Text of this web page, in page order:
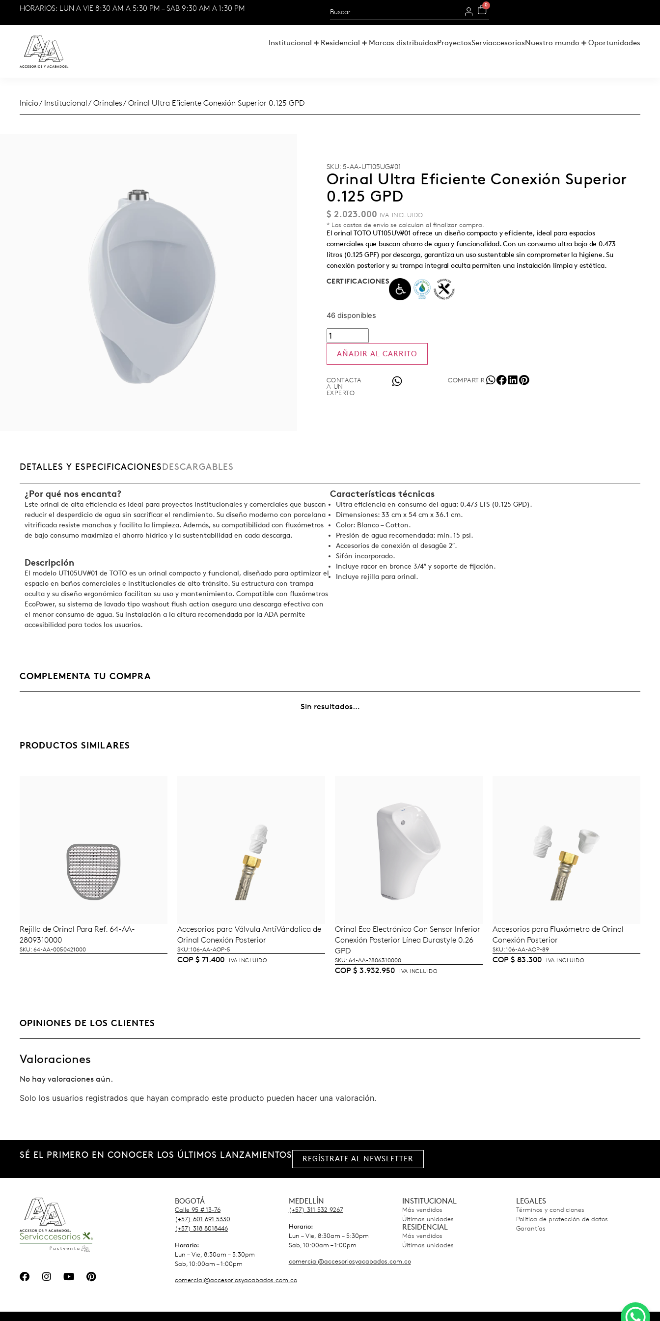
HORARIOS: LUN A VIE 8:30 AM A 5:30 PM – SAB 9:30 AM A 1:30 PM 0
Institucional Residencial Marcas distribuidasProyectosServiaccesoriosNuestro mundo Oportunidades
Inicio/ Institucional/ Orinales/ Orinal Ultra Eficiente Conexión Superior 0.125 GPD
SKU: 5-AA-UT105UG#01
Orinal Ultra Eficiente Conexión Superior
0.125 GPD
$ 2.023.000
* Los costos de envío se calculan al finalizar compra.
El orinal TOTO UT105UV#01 ofrece un diseño compacto y eficiente, ideal para espacios
comerciales que buscan ahorro de agua y funcionalidad. Con un consumo ultra bajo de 0.473
litros (0.125 GPF) por descarga, garantiza un uso sustentable sin comprometer la higiene. Su
conexión posterior y su trampa integral oculta permiten una instalación limpia y estética.
CERTIFICACIONES
46 disponibles
AÑADIR AL CARRITO
CONTACTA
A UN
EXPERTO
COMPARTIR
DETALLES Y ESPECIFICACIONESDESCARGABLES
¿Por qué nos encanta?
Este orinal de alta eficiencia es ideal para proyectos institucionales y comerciales que buscan
reducir el desperdicio de agua sin sacrificar el rendimiento. Su diseño moderno con porcelana
vitrificada resiste manchas y facilita la limpieza. Además, su compatibilidad con fluxómetros
de bajo consumo maximiza el ahorro hídrico y la sustentabilidad en cada descarga.
Descripción
El modelo UT105UV#01 de TOTO es un orinal compacto y funcional, diseñado para optimizar el
espacio en baños comerciales e institucionales de alto tránsito. Su estructura con trampa
oculta y su diseño ergonómico facilitan su uso y mantenimiento. Compatible con fluxómetros
EcoPower, su sistema de lavado tipo washout flush action asegura una descarga efectiva con
el menor consumo de agua. Su instalación a la altura recomendada por la ADA permite
accesibilidad para todos los usuarios.
Características técnicas
Ultra eficiencia en consumo del agua: 0.473 LTS (0.125 GPD).
Dimensiones: 33 cm x 54 cm x 36.1 cm.
Color: Blanco – Cotton.
Presión de agua recomendada: min. 15 psi.
Accesorios de conexión al desagüe 2″.
Sifón incorporado.
Incluye racor en bronce 3/4″ y soporte de fijación.
Incluye rejilla para orinal.
COMPLEMENTA TU COMPRA
Sin resultados…
PRODUCTOS SIMILARES
LEER MÁS
Rejilla de Orinal Para Ref. 64-AA-
2809310000
SKU: 64-AA-0050421000
AÑADIR AL CARRITO
Accesorios para Válvula AntiVándalica de
Orinal Conexión Posterior
SKU: 106-AA-AOP-5
COP $ 71.400 IVA INCLUIDO
AÑADIR AL CARRITO
Orinal Eco Electrónico Con Sensor Inferior
Conexión Posterior Línea Durastyle 0.26
GPD
SKU: 64-AA-2806310000
COP $ 3.932.950 IVA INCLUIDO
AÑADIR AL CARRITO
Accesorios para Fluxómetro de Orinal
Conexión Posterior
SKU: 106-AA-AOP-89
COP $ 83.300 IVA INCLUIDO
OPINIONES DE LOS CLIENTES
Valoraciones
No hay valoraciones aún.
Solo los usuarios registrados que hayan comprado este producto pueden hacer una valoración.
SÉ EL PRIMERO EN CONOCER LOS ÚLTIMOS LANZAMIENTOS REGÍSTRATE AL NEWSLETTER
BOGOTÁ
Calle 95 # 13-76
(+57) 601 691 5330
(+57) 318 8018446
Horario:
Lun – Vie, 8:30am – 5:30pm
Sab, 10:00am – 1:00pm
comercial@accesoriosyacabados.com.co
MEDELLÍN
(+57) 311 532 9267
Horario:
Lun – Vie, 8:30am – 5:30pm
Sab, 10:00am – 1:00pm
comercial@accesoriosyacabados.com.co
INSTITUCIONAL
Más vendidos
Últimas unidades
RESIDENCIAL
Más vendidos
Últimas unidades
LEGALES
Términos y condiciones
Política de protección de datos
Garantías